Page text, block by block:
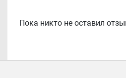
Пока никто не оставил